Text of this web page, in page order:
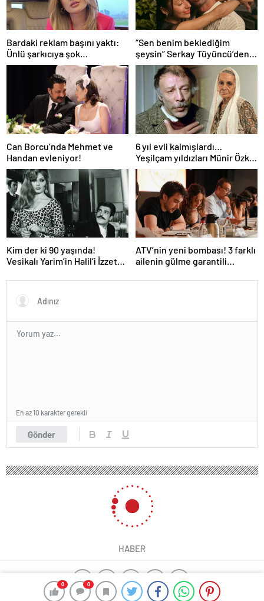
0 0
Bardaki reklam başını yaktı:
Ünlü şarkıcıya şok
soruşturma! Haberim yoktu…
“Sen benim beklediğim
şeysin” Serkay Tüyüncü’den
Zeynep Bastık’a aşk dolu 1. yıl
kutlaması!
Can Borcu’nda Mehmet ve
Handan evleniyor!
6 yıl evli kalmışlardı…
Yeşilçam yıldızları Münir Özkul
ile Suna Selen’in kızları da
ünlü çıktı!
Kim der ki 90 yaşında!
Vesikalı Yarim’in Halil’i İzzet
oldu!
ATV’nin yeni bombası! 3 farklı
ailenin gülme garantili
Gönder
En az 10 karakter gerekli
HABER